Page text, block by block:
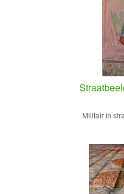
Militair in